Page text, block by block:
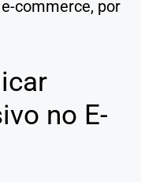
commerce, por
no E-